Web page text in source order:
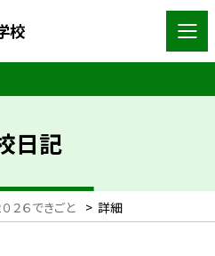
校
日記
０２６できごと > 詳細